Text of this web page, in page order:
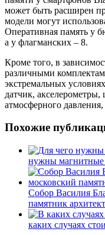
может быть расширен
модели могут
Оперативная память у
а у флагманских – 8.
Кроме того, в
различными
экстремальных
датчик,
атмосферного
Похожие
нужны магнитные
Собор Василия
памятник
каких случаях